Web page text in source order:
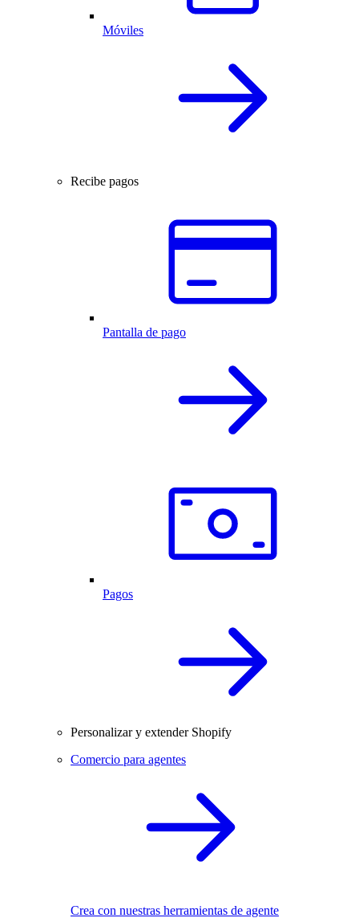
Móviles
Recibe pagos
Pantalla de pago
Pagos
Personalizar y extender Shopify
Comercio para agentes
Crea con nuestras herramientas de agente